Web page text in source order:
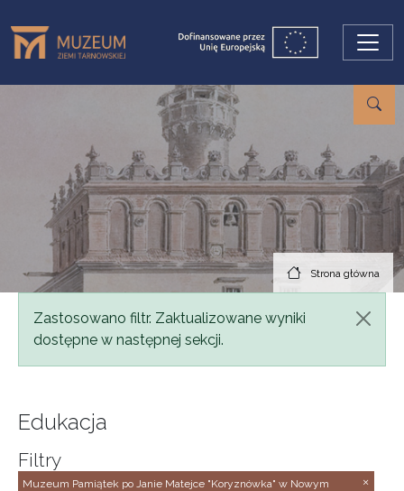
Strona główna
Komunikat
Zastosowano filtr. Zaktualizowane wyniki
dostępne w następnej sekcji.
Edukacja
Filtry
Muzeum Pamiątek po Janie Matejce "Koryznówka" w Nowym